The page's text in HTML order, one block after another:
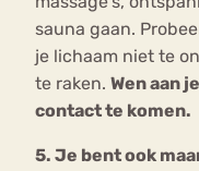
sauna gaan.
je lichaam niet te
te raken. Wen aan
contact te komen.
5. Je bent ook